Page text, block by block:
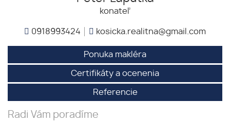
konateľ
0918993424 kosicka.realitna@gmail.com
Ponuka makléra
Certifikáty a ocenenia
Referencie
Radi Vám poradíme